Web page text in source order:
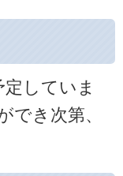
していま
でき次第、